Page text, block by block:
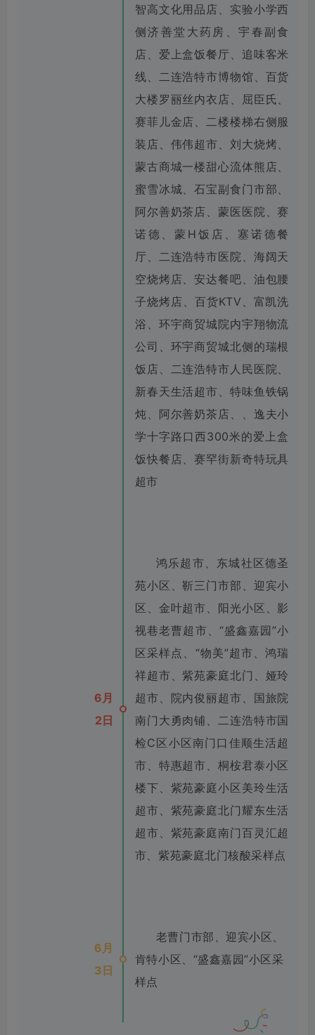
智高文化用品店、实验小学西
侧济善堂大药房、宇春副食
店、爱上盒饭餐厅、追味客米
线、二连浩特市博物馆、百货
大楼罗丽丝内衣店、屈臣氏、
赛菲儿金店、二楼楼梯右侧服
装店、伟伟超市、刘大烧烤、
蒙古商城一楼甜心流体熊店、
蜜雪冰城、石宝副食门市部、
阿尔善奶茶店、蒙医医院、赛
诺德、蒙H饭店、塞诺德餐
厅、二连浩特市医院、海阔天
空烧烤店、安达餐吧、油包腰
子烧烤店、百货KTV、富凯洗
浴、环宇商贸城院内宇翔物流
公司、环宇商贸城北侧的瑞根
饭店、二连浩特市人民医院、
新春天生活超市、特味鱼铁锅
炖、阿尔善奶茶店、、逸夫小
学十字路口西300米的爱上盒
饭快餐店、赛罕街新奇特玩具
超市
6月
2日
鸿乐超市、东城社区德圣
苑小区、靳三门市部、迎宾小
区、金叶超市、阳光小区、影
视巷老曹超市、“盛鑫嘉园”小
区采样点、“物美”超市、鸿瑞
祥超市、紫苑豪庭北门、娅玲
超市、院内俊丽超市、国旅院
南门大勇肉铺、二连浩特市国
检C区小区南门口佳顺生活超
市、特惠超市、桐桉君泰小区
楼下、紫苑豪庭小区美玲生活
超市、紫苑豪庭北门耀东生活
超市、紫苑豪庭南门百灵汇超
市、紫苑豪庭北门核酸采样点
6月
3日
老曹门市部、迎宾小区、
肯特小区、“盛鑫嘉园”小区采
样点